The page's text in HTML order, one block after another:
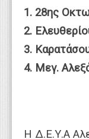
1. 28ης
2.
3.
4. Μεγ.
Η Δ.Ε.Υ.Α